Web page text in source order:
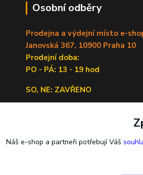
Osobní odběry
Prodejna a výdejní místo e-
Janovská 367, 10900 Praha 10
Prodejní doba:
PO - PÁ: 13 - 19 hod
SO, NE: ZAVŘENO
Náš e-shop a partneři potřebují Váš